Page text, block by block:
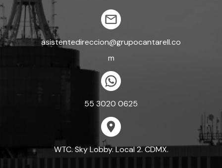
asistentedireccion@grupocantarell.co
m
55 3020 0625
WTC. Sky Lobby. Local 2. CDMX.